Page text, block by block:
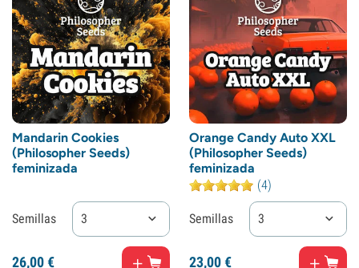
Mandarin Cookies
(Philosopher Seeds)
feminizada
Semillas 3
26,00€
Orange Candy Auto XXL
(Philosopher Seeds)
feminizada
(4)
Semillas 3
23,00€